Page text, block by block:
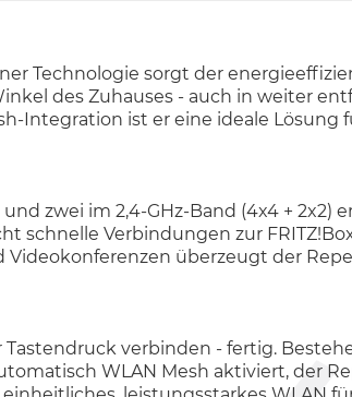
Technologie sorgt der
des Zuhauses - auch in weiter
Integration ist er eine ideale Lösung
zwei im 2,4-GHz-Band (4x4 + 2x2)
schnelle Verbindungen zur
Videokonferenzen überzeugt der
verbinden - fertig.
WLAN Mesh aktiviert, der